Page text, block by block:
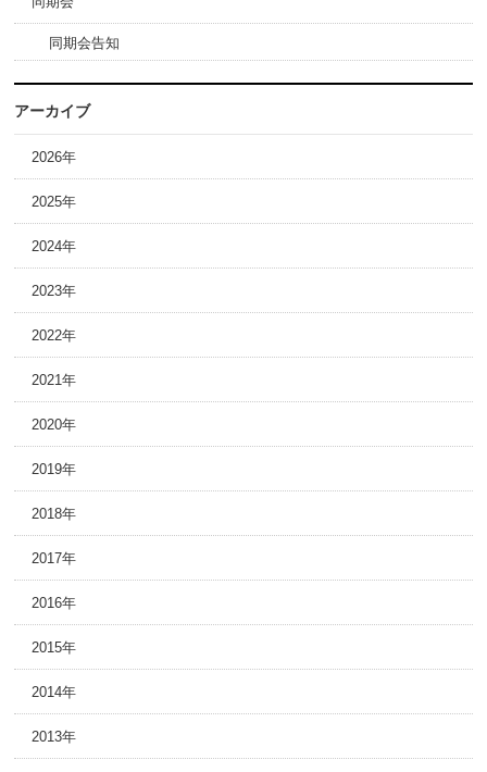
同期会告知
アーカイブ
2026年
2025年
2024年
2023年
2022年
2021年
2020年
2019年
2018年
2017年
2016年
2015年
2014年
2013年